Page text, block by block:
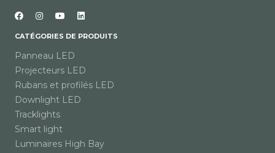
CATÉGORIES DE PRODUITS
Panneau LED
Projecteurs LED
Rubans et profilés LED
Downlight LED
Tracklights
Smart light
Luminaires High Bay